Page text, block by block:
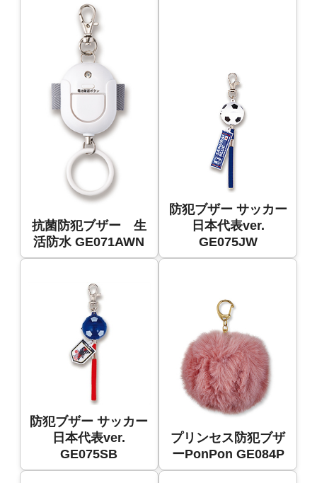
抗菌防犯ブザー 生
活防水 GE071AWN
防犯ブザー サッカー
日本代表ver.
GE075JW
防犯ブザー サッカー
日本代表ver.
GE075SB
プリンセス防犯ブザ
ーPonPon GE084P